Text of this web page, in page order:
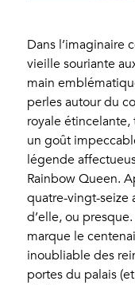
Dans l’imaginaire
vieille souriante
main
perles autour du
royale étincelante,
un goût
légende
Rainbow Queen.
quatre-vingt-seize
d’elle, ou
marque le
inoubliable des
portes du palais